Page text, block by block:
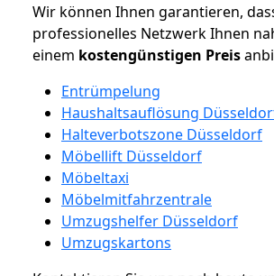
Wir können Ihnen garantieren,
professionelles Netzwerk Ihnen
einem kostengünstigen Preis
Entrümpelung
Haushaltsauflösung
Halteverbotszone Düsseldorf
Möbellift Düsseldorf
Möbeltaxi
Möbelmitfahrzentrale
Umzugshelfer Düsseldorf
Umzugskartons